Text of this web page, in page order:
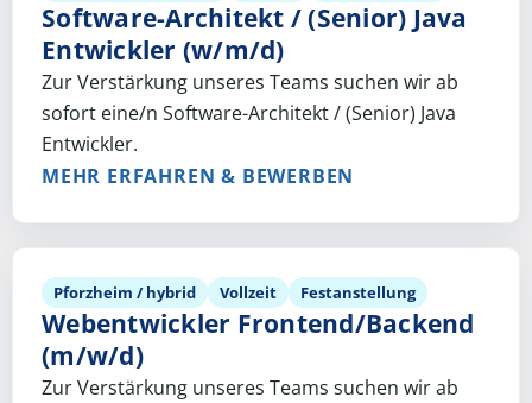
Software-Architekt / (Senior) Java
Entwickler (w/m/d)
Zur Verstärkung unseres Teams suchen wir ab
sofort eine/n Software-Architekt / (Senior) Java
Entwickler.
MEHR ERFAHREN & BEWERBEN
Pforzheim / hybrid Vollzeit Festanstellung
Webentwickler Frontend/Backend
(m/w/d)
Zur Verstärkung unseres Teams suchen wir ab